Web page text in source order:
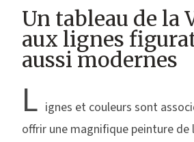
Un tableau de la
aux lignes
aussi modernes
L ignes et couleurs sont
offrir une magnifique peinture de